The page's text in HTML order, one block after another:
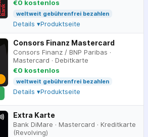
€0 kostenlos
weltweit gebührenfrei bezahlen
Details ▾Produktseite
Consors Finanz Mastercard
Consors Finanz / BNP Paribas ·
Mastercard · Debitkarte
€0 kostenlos
weltweit gebührenfrei bezahlen
Details ▾Produktseite
Extra Karte
Bank DiMare · Mastercard · Kreditkarte
(Revolving)